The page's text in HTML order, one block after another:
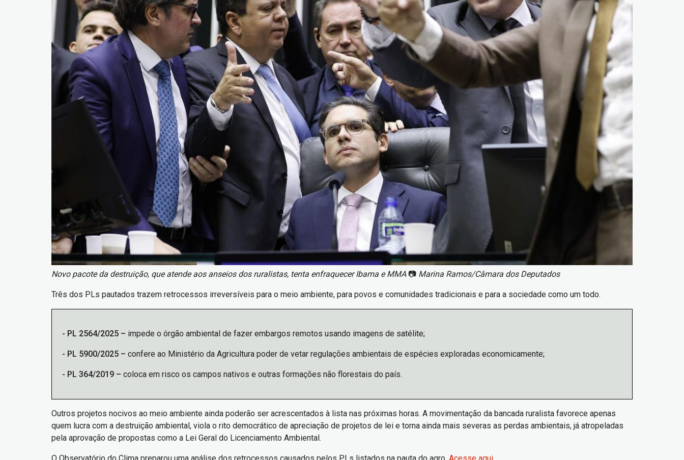
Novo pacote da destruição, que atende aos anseios dos ruralistas, tenta enfraquecer Ibama e MMA📷 Marina Ramos/Câmara dos Deputados
Três dos PLs pautados trazem retrocessos irreversíveis para o meio ambiente, para povos e comunidades tradicionais e para a sociedade como um todo.
- PL 2564/2025 – impede o órgão ambiental de fazer embargos remotos usando imagens de satélite;
- ⁠PL 5900/2025 – confere ao Ministério da Agricultura poder de vetar regulações ambientais de espécies exploradas economicamente;
- ⁠PL 364/2019 – coloca em risco os campos nativos e outras formações não florestais do país.
Outros projetos nocivos ao meio ambiente ainda poderão ser acrescentados à lista nas próximas horas. A movimentação da bancada ruralista favorece apenas
quem lucra com a destruição ambiental, viola o rito democrático de apreciação de projetos de lei e torna ainda mais severas as perdas ambientais, já atropeladas
pela aprovação de propostas como a Lei Geral do Licenciamento Ambiental.